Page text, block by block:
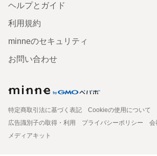
ヘルプとガイド
利用規約
minneのセキュリティ
お問い合わせ
特定商取引法に基づく表記
Cookieの使用について
広告識別子の取得・利用
プライバシーポリシー 会
メディアキット